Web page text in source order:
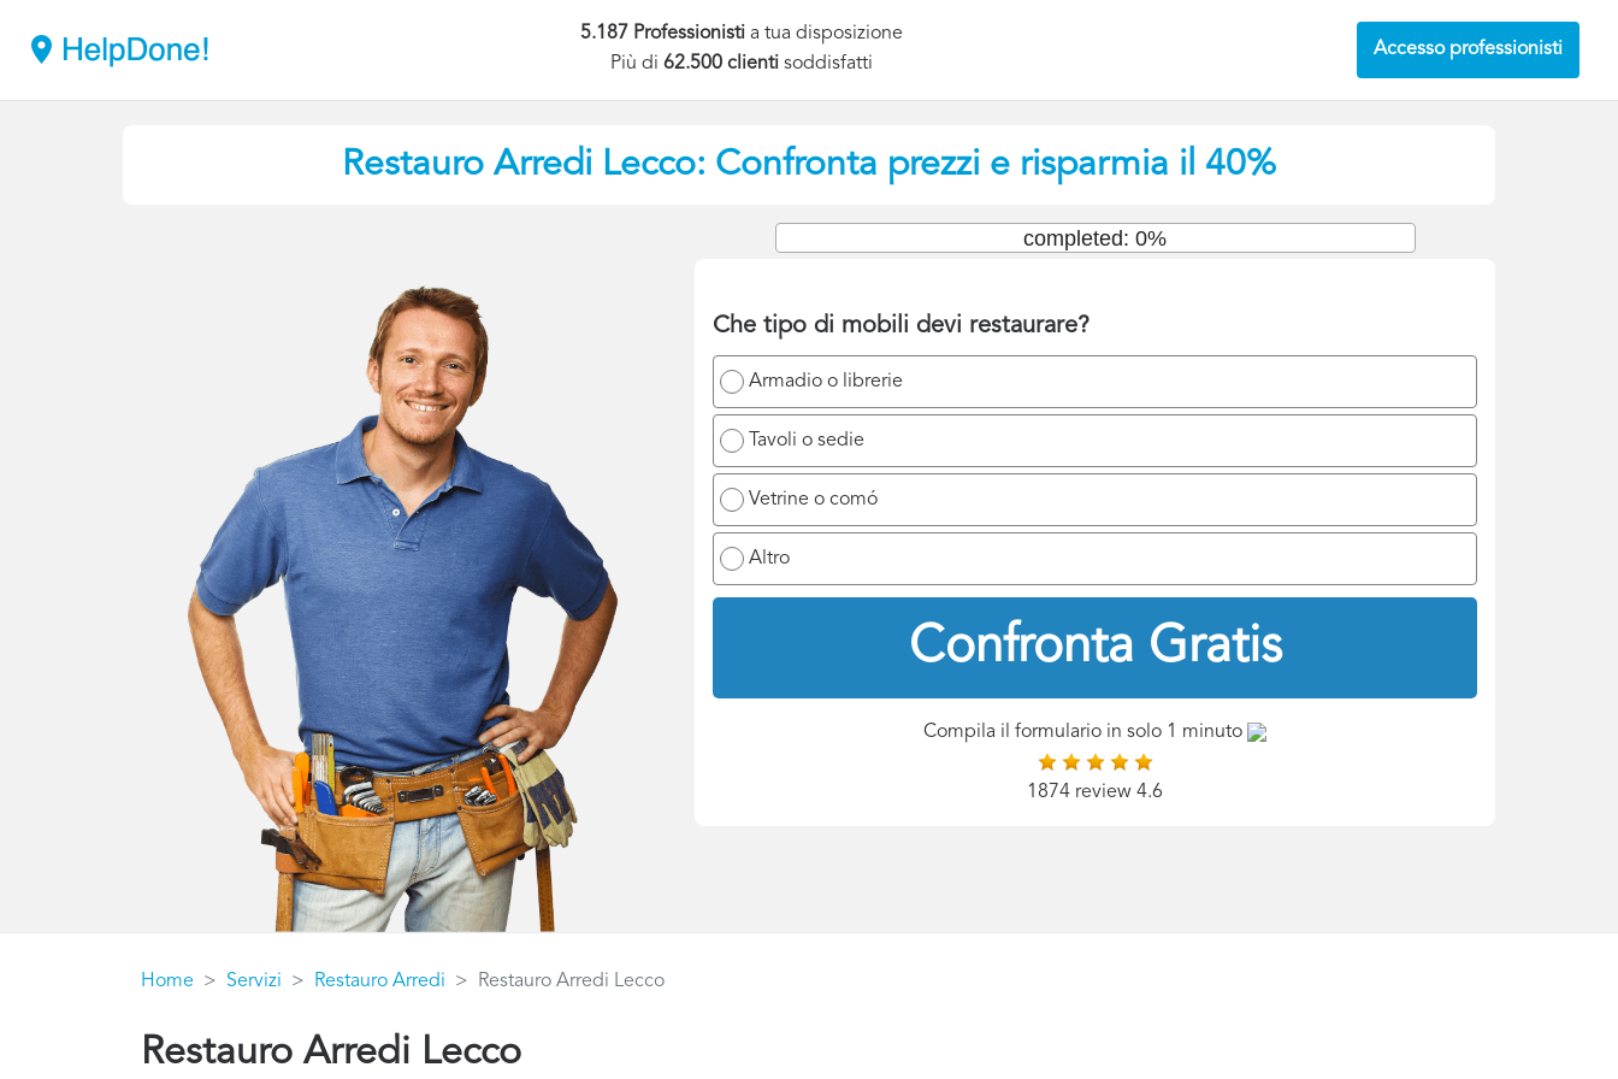
5.187 Professionisti a tua disposizione
Più di62.500 clientisoddisfatti
Accesso professionisti
Restauro Arredi Lecco: Confronta prezzi e risparmia il 40%
Che tipo di mobili devi restaurare?
Armadio o librerie
Tavoli o sedie
Vetrine o comó
Altro
Confronta Gratis
completed: 0%
Compila il formulario in solo 1 minuto
1874 review 4.6
Home Servizi Restauro Arredi Restauro Arredi Lecco
Restauro Arredi Lecco